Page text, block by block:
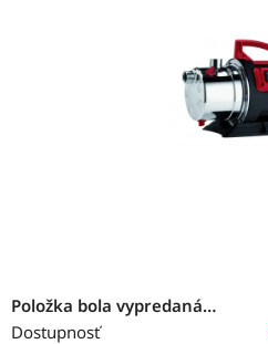
Položka bola vypredaná…
Dostupnosť